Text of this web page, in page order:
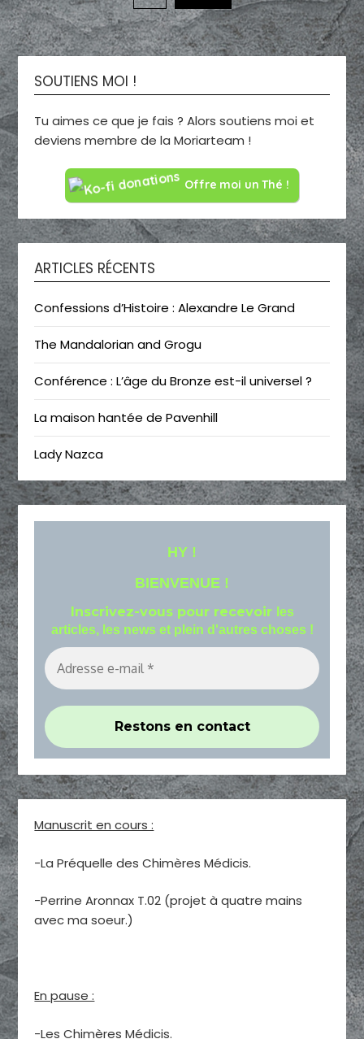
SOUTIENS MOI !
Tu aimes ce que je fais ? Alors soutiens moi et
deviens membre de la Moriarteam !
Offre moi un Thé !
ARTICLES RÉCENTS
Confessions d’Histoire : Alexandre Le Grand
The Mandalorian and Grogu
Conférence : L’âge du Bronze est-il universel ?
La maison hantée de Pavenhill
Lady Nazca
HY !
BIENVENUE !
Inscrivez-vous pour recevoir les
articles, les news et plein d'autres choses !
Manuscrit en cours :
-La Préquelle des Chimères Médicis.
-Perrine Aronnax T.02 (projet à quatre mains
avec ma soeur.)
En pause :
-Les Chimères Médicis.